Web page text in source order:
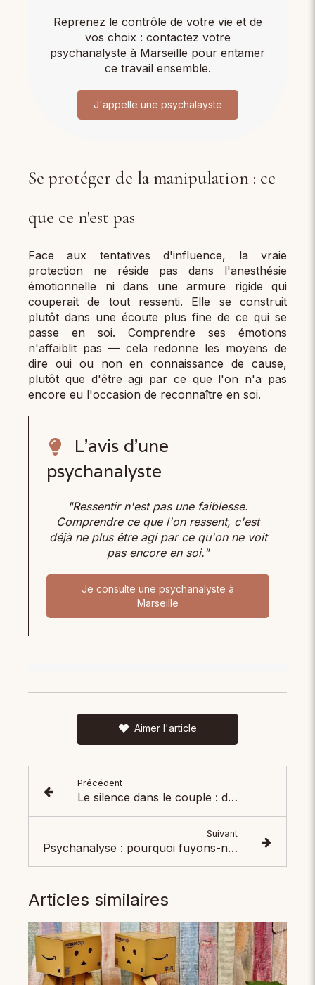
Reprenez le contrôle de votre vie et de
vos choix : contactez votre
psychanalyste à Marseille pour entamer
ce travail ensemble.
J'appelle une psychalayste
Se protéger de la manipulation : ce
que ce n'est pas
Face aux tentatives d'influence, la vraie
protection ne réside pas dans l'anesthésie
émotionnelle ni dans une armure rigide qui
couperait de tout ressenti. Elle se construit
plutôt dans une écoute plus fine de ce qui se
passe en soi. Comprendre ses émotions
n'affaiblit pas — cela redonne les moyens de
dire oui ou non en connaissance de cause,
plutôt que d'être agi par ce que l'on n'a pas
encore eu l'occasion de reconnaître en soi.
L’avis d’une
psychanalyste
"Ressentir n'est pas une faiblesse.
Comprendre ce que l'on ressent, c'est
déjà ne plus être agi par ce qu'on ne voit
pas encore en soi."
Je consulte une psychanalyste à
Marseille
Aimer l'article
Précédent
Le silence dans le couple : distance destructrice ou espace vital ?
Suivant
Psychanalyse : pourquoi fuyons-nous ce qui est en nous ? (L'éclairage de Freud et Mélanie Klein)
Articles similaires